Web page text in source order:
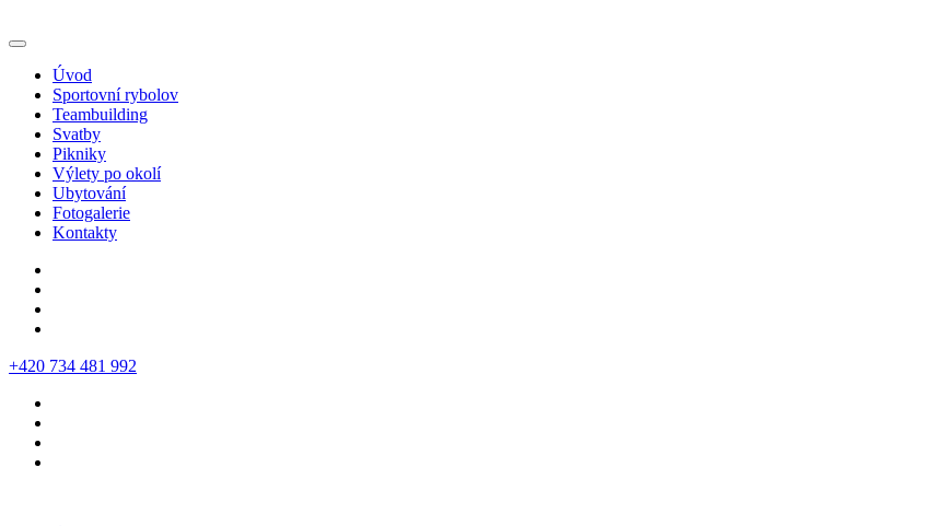
Úvod
Sportovní rybolov
Teambuilding
Svatby
Pikniky
Výlety po okolí
Ubytování
Fotogalerie
Kontakty
‭+420 734 481 992